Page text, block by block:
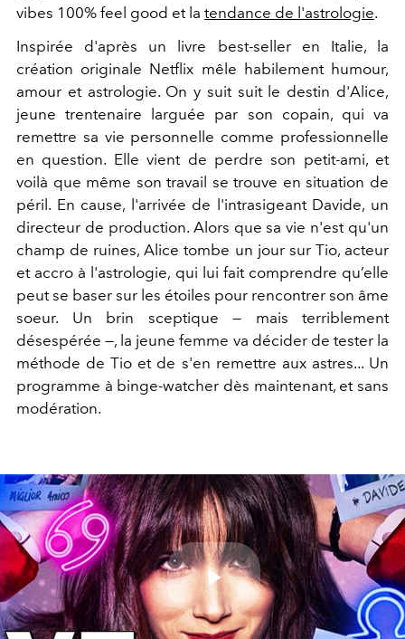
vibes 100% feel good et la tendance de l'astrologie.
Inspirée d'après un livre best-seller en Italie, la
création originale Netflix mêle habilement humour,
amour et astrologie. On y suit suit le destin d'Alice,
jeune trentenaire larguée par son copain, qui va
remettre sa vie personnelle comme professionnelle
en question. Elle vient de perdre son petit-ami, et
voilà que même son travail se trouve en situation de
péril. En cause, l'arrivée de l'intrasigeant Davide, un
directeur de production. Alors que sa vie n'est qu'un
champ de ruines, Alice tombe un jour sur Tio, acteur
et accro à l'astrologie, qui lui fait comprendre qu’elle
peut se baser sur les étoiles pour rencontrer son âme
soeur. Un brin sceptique — mais terriblement
désespérée —, la jeune femme va décider de tester la
méthode de Tio et de s'en remettre aux astres... Un
programme à binge-watcher dès maintenant, et sans
modération.
Play